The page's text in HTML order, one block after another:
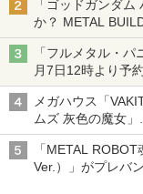
「ゴッドガンダ
か？ METAL
「フルメタル・
月7日12時より予
メガハウス「
ムズ 灰色の魔女」
6機のATが全高約
「METAL
Ver.）」がプレバ